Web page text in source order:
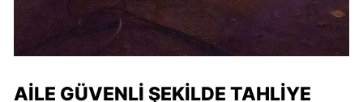
AILE GÜVENLI ŞEKILDE TAHLIYE